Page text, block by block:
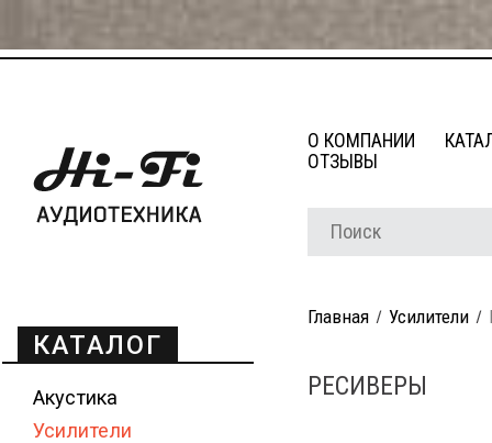
О КОМПАНИИ
ОТЗЫВЫ
КАТАЛОГ
Акустика
Усилители
Главная Усилители
РЕСИВЕРЫ